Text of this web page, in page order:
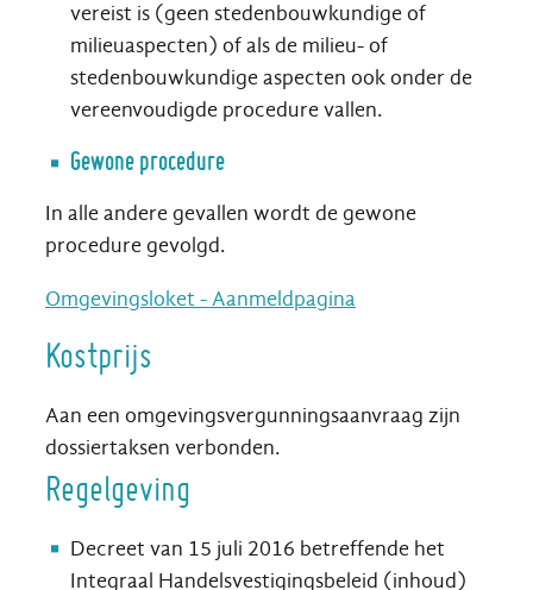
vereist is (geen stedenbouwkundige of
milieuaspecten) of als de milieu- of
stedenbouwkundige aspecten ook onder de
vereenvoudigde procedure vallen.
Gewone procedure
In alle andere gevallen wordt de gewone
procedure gevolgd.
Omgevingsloket - Aanmeldpagina
Kostprijs
Aan een omgevingsvergunningsaanvraag zijn
dossiertaksen verbonden.
Regelgeving
Decreet van 15 juli 2016 betreffende het
Integraal Handelsvestigingsbeleid (inhoud)